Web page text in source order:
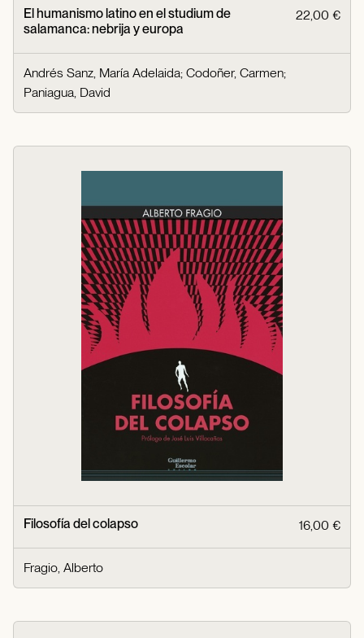
El humanismo latino en el studium de
salamanca: nebrija y europa
22,00 €
Andrés Sanz, María Adelaida; Codoñer, Carmen;
Paniagua, David
Filosofía del colapso 16,00 €
Fragio, Alberto